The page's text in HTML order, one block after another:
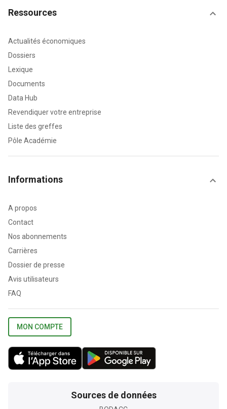
Ressources
Actualités économiques
Dossiers
Lexique
Documents
Data Hub
Revendiquer votre entreprise
Liste des greffes
Pôle Académie
Informations
A propos
Contact
Nos abonnements
Carrières
Dossier de presse
Avis utilisateurs
FAQ
MON COMPTE
Sources de données